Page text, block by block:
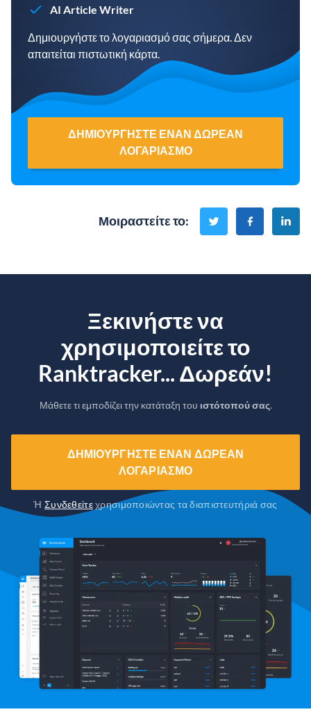
AI Article Writer
Δημιουργήστε το λογαριασμό σας σήμερα. Δεν
απαιτείται πιστωτική κάρτα.
ΔΗΜΙΟΥΡΓΉΣΤΕ ΈΝΑΝ ΔΩΡΕΆΝ
ΛΟΓΑΡΙΑΣΜΌ
Μοιραστείτε το:
Ξεκινήστε να
χρησιμοποιείτε το
Ranktracker... Δωρεάν!
Μάθετε τι εμποδίζει την κατάταξη του ιστότοπού σας.
ΔΗΜΙΟΥΡΓΉΣΤΕ ΈΝΑΝ ΔΩΡΕΆΝ
ΛΟΓΑΡΙΑΣΜΌ
ΉΣυνδεθείτεχρησιμοποιώντας τα διαπιστευτήριά σας